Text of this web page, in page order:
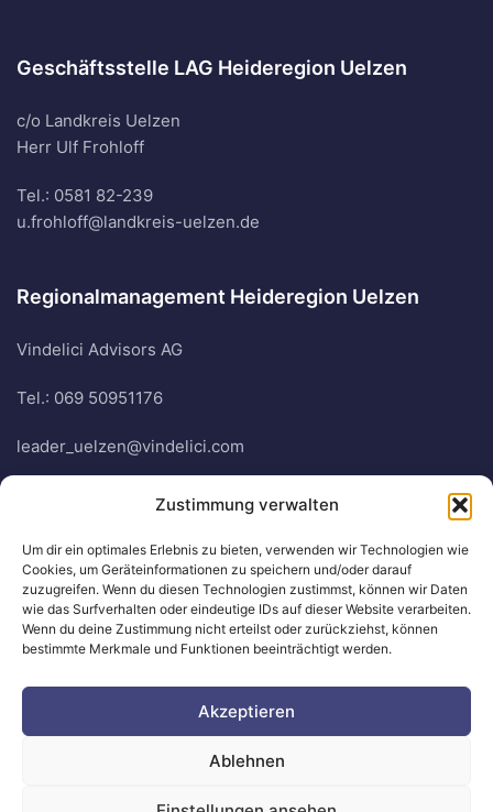
Zustimmung verwalten
Um dir ein optimales Erlebnis zu bieten, verwenden wir Technologien wie
Cookies, um Geräteinformationen zu speichern und/oder darauf
zuzugreifen. Wenn du diesen Technologien zustimmst, können wir Daten
wie das Surfverhalten oder eindeutige IDs auf dieser Website verarbeiten.
Wenn du deine Zustimmung nicht erteilst oder zurückziehst, können
bestimmte Merkmale und Funktionen beeinträchtigt werden.
Akzeptieren
Ablehnen
Geschäftsstelle LAG Heideregion Uelzen
c/o Landkreis Uelzen
Herr Ulf Frohloff
Tel.: 0581 82-239
u.frohloff@landkreis-uelzen.de
Regionalmanagement Heideregion Uelzen
Vindelici Advisors AG
Tel.: 069 50951176
leader_uelzen@vindelici.com
FAQ
aktuelle News & Termine
Downloads